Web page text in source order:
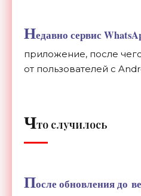
Недавно сервис
приложение, после
от пользователей с
Что случилось
После обновления до